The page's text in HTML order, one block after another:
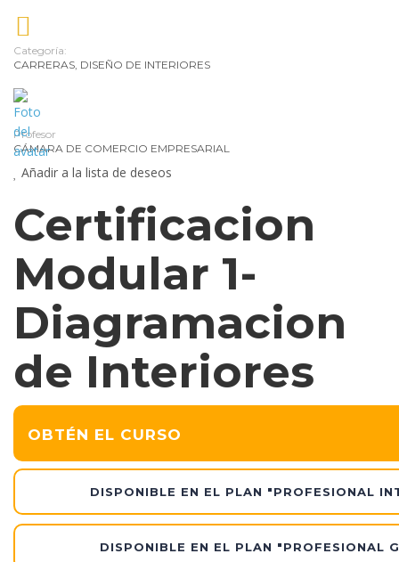
y
y
Categoría:
CARRERAS, DISEÑO DE INTERIORES
Profesor
CÁMARA DE COMERCIO EMPRESARIAL
Añadir a la lista de deseos
Certificacion
Modular 1-
Diagramacion
de Interiores
OBTÉN EL CURSO
DISPONIBLE EN EL PLAN "PROFESIONAL
DISPONIBLE EN EL PLAN "PROFESIONAL